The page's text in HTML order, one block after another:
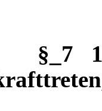
§_7